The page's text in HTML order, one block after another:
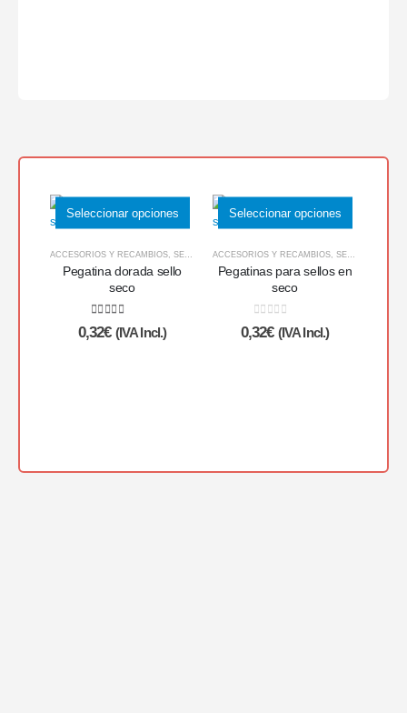
Seleccionar opciones
ACCESORIOS Y RECAMBIOS SELLOS EN RELIEVE
Pegatina dorada sello
seco
5.00de 5
0,32€ (IVA Incl.)
Seleccionar opciones
ACCESORIOS Y RECAMBIOS SELLOS EN RELIEVE
Pegatinas para sellos en
seco
0de 5
0,32€ (IVA Incl.)